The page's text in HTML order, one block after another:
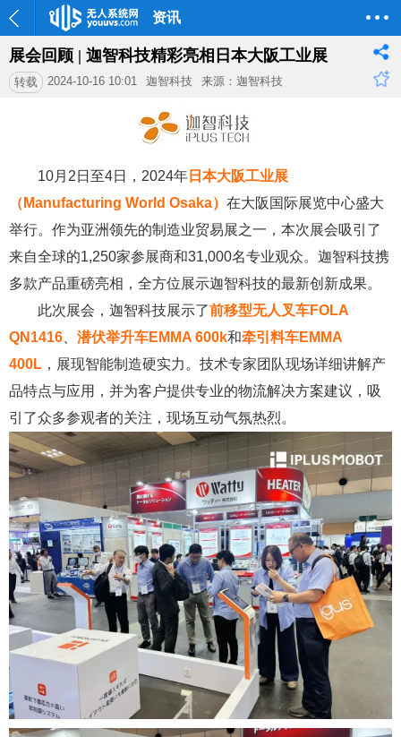
资讯
展会回顾 | 迦智科技精彩亮相日本大阪工业展
转载 2024-10-16 10:01 迦智科技 来源：迦智科技
10月2日至4日，2024年 日本大阪工业展
（Manufacturing World Osaka） 在大阪国际展览中心盛大
举行。作为亚洲领先的制造业贸易展之一，本次展会吸引了
来自全球的1,250家参展商和31,000名专业观众。迦智科技携
多款产品重磅亮相，全方位展示迦智科技的最新创新成果。
此次展会，迦智科技展示了前移型无人叉车FOLA
QN1416
潜伏举升车EMMA 600k和牵引料车EMMA
400L ，展现智能制造硬实力。技术专家团队现场详细讲解产
品特点与应用，并为客户提供专业的物流解决方案建议，吸
引了众多参观者的关注，现场互动气氛热烈。